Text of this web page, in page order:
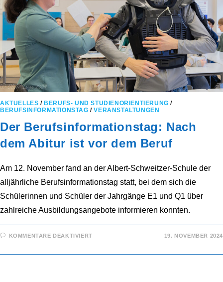
AKTUELLES / BERUFS- UND STUDIENORIENTIERUNG /
BERUFSINFORMATIONSTAG /VERANSTALTUNGEN
Der Berufsinformationstag: Nach
dem Abitur ist vor dem Beruf
Am 12. November fand an der Albert-Schweitzer-Schule der
alljährliche Berufsinformationstag statt, bei dem sich die
Schülerinnen und Schüler der Jahrgänge E1 und Q1 über
zahlreiche Ausbildungsangebote informieren konnten.
KOMMENTARE DEAKTIVIERTFÜR
NACH
19. NOVEMBER 2024